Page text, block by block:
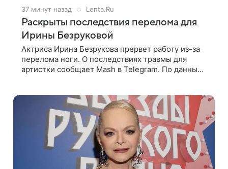
37 минут назад Lenta.Ru
Раскрыты последствия перелома для
Ирины Безруковой
Актриса Ирина Безрукова прервет работу из-за
перелома ноги. О последствиях травмы для
артистки сообщает Mash в Telegram. По данным